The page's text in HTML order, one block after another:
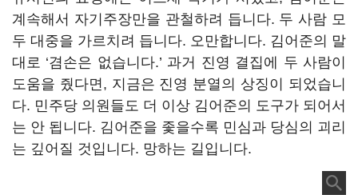
계속해서 자기주장만을 관철하려 듭니다. 두 사람 모
두 대중을 가르치려 듭니다. 오만합니다. 김어준의 말
대로 ‘겸손은 없습니다.’ 과거 진영 결집에 두 사람이
도움을 줬다면, 지금은 진영 분열의 상징이 되었습니
다. 민주당 의원들도 더 이상 김어준의 도구가 되어서
는 안 됩니다. 김어준을 좇을수록 민심과 당심의 괴리
는 깊어질 것입니다. 망하는 길입니다.